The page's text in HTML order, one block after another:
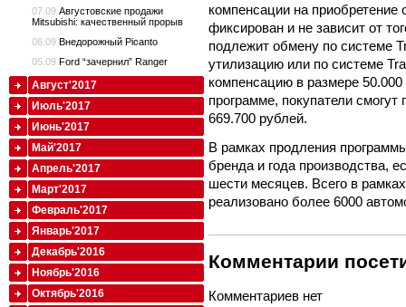
компенсации на
фиксирован и не зависит от
подлежит обмену по системе
утилизацию или по системе
компенсацию в размере
программе, покупатели
669.700 рублей.
В рамках продления
бренда и года производства,
шести месяцев. Всего в
реализовано более 6000
Комментарии
Комментариев нет
07.09 Августовские продажи
Mitsubishi: качественный прорыв
06.09 Внедорожный Picanto
05.09 Ford “зачернил” Ranger
Август'2017
Июль'2017
Июнь'2017
Май'2017
Апрель'2017
Март'2017
Февраль'2017
Январь'2017
Декабрь'2016
Ноябрь'2016
Октябрь'2016